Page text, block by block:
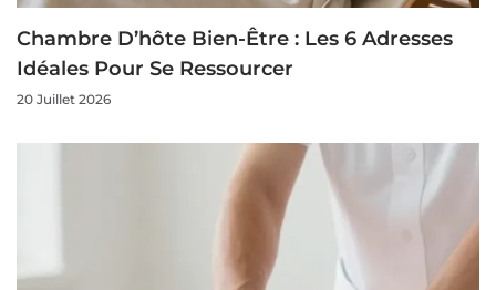
Chambre D’hôte Bien-Être : Les 6 Adresses
Idéales Pour Se Ressourcer
20 Juillet 2026